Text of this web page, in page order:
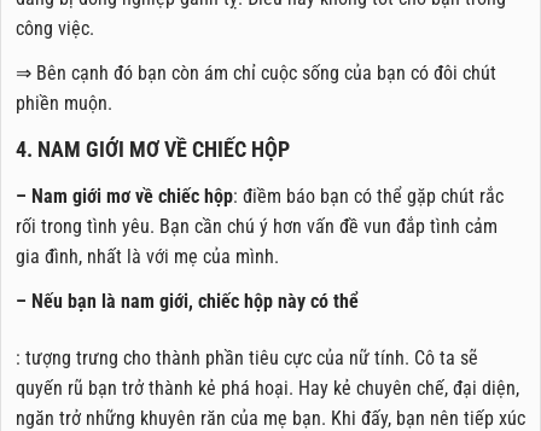
công việc.
⇒ Bên cạnh đó bạn còn ám chỉ cuộc sống của bạn có đôi chút
phiền muộn.
4. NAM GIỚI MƠ VỀ CHIẾC HỘP
– Nam giới mơ về chiếc hộp: điềm báo bạn có thể gặp chút rắc
rối trong tình yêu. Bạn cần chú ý hơn vấn đề vun đắp tình cảm
gia đình, nhất là với mẹ của mình.
– Nếu bạn là nam giới, chiếc hộp này có thể
: tượng trưng cho thành phần tiêu cực của nữ tính. Cô ta sẽ
quyến rũ bạn trở thành kẻ phá hoại. Hay kẻ chuyên chế, đại diện,
ngăn trở những khuyên răn của mẹ bạn. Khi đấy, bạn nên tiếp xúc